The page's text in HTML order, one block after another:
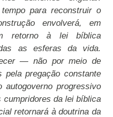
para reconstruir o
envolverá, em
retorno à lei bíblica
as esferas da vida.
— não por meio de
pela pregação constante
autogoverno progressivo
cumpridores da lei bíblica
retornará à doutrina da